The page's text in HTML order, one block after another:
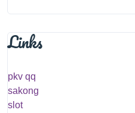
Links
pkv qq
sakong
slot